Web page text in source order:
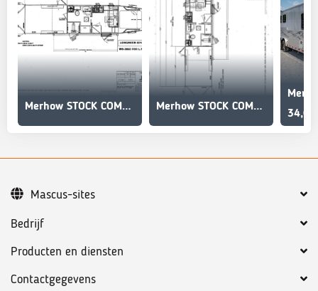
Merhow STOCK COMBO NON-STANDARD FLOOR PLAN Merhow STOCK COMBO NON-STANDARD FLOOR PLAN
Bedrijf
Producten en diensten
Contactgegevens
Mascus-sites